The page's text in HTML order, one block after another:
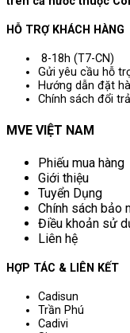
HỖ TRỢ KHÁCH HÀNG
8-18h (T7-CN)
Gửi yêu cầu hỗ
Hướng dẫn đặt
Chính sách đổi trả
MVE VIỆT NAM
Phiếu mua hàng
Giới thiệu
Tuyển Dụng
Chính sách bảo
Điều khoản sử
Liên hệ
HỢP TÁC & LIÊN KẾT
Cadisun
Trần Phú
Cadivi